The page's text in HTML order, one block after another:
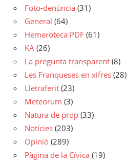
Foto-denúncia (31)
General (64)
Hemeroteca PDF (61)
KA (26)
La pregunta transparent (8)
Les Franqueses en xifres (28)
Lletraferit (23)
Meteorum (3)
Natura de prop (33)
Notícies (203)
Opinió (289)
Pàgina de la Cívica (19)